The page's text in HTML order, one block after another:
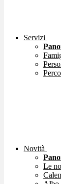
Servizi
Novità
Le